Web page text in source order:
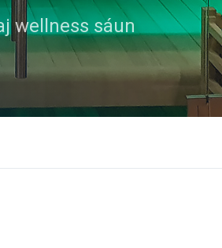
wellness sáun